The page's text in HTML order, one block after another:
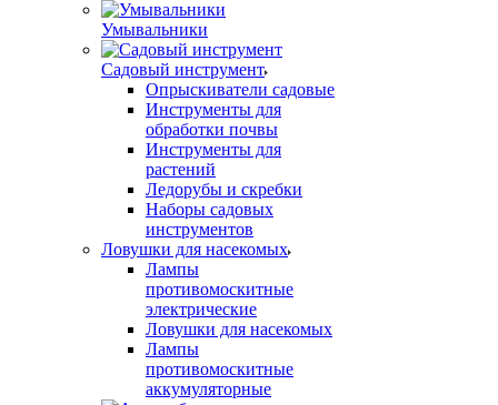
Умывальники
Садовый инструмент
Опрыскиватели садовые
Инструменты для
обработки почвы
Инструменты для
растений
Ледорубы и скребки
Наборы садовых
инструментов
Ловушки для насекомых
Лампы
противомоскитные
электрические
Ловушки для насекомых
Лампы
противомоскитные
аккумуляторные